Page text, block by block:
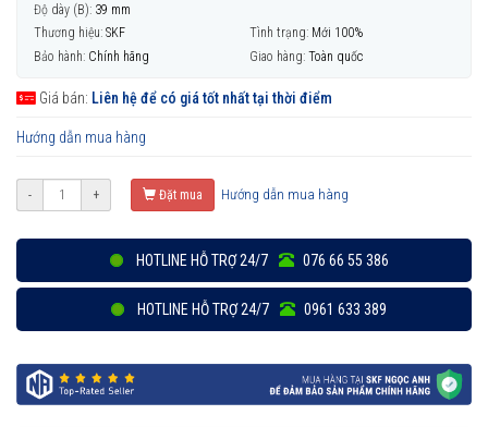
Độ dày (B): 39 mm
Thương hiệu: SKF Tình trạng: Mới 100%
Bảo hành: Chính hãng Giao hàng: Toàn quốc
Giá bán: Liên hệ để có giá tốt nhất tại thời điểm
Hướng dẫn mua hàng
- + Đặt mua Hướng dẫn mua hàng
HOTLINE HỖ TRỢ 24/7 076 66 55 386
HOTLINE HỖ TRỢ 24/7 0961 633 389